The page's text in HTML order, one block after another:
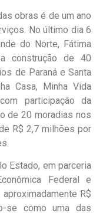
obras é de um ano
No último dia 6
do Norte, Fátima
construção de 40
de Paraná e Santa
Casa, Minha Vida
participação da
de 20 moradias nos
R$ 2,7 milhões por
Estado, em parceria
Federal e
R$
se como uma das